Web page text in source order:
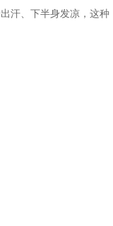
汗、下半身发凉，这种